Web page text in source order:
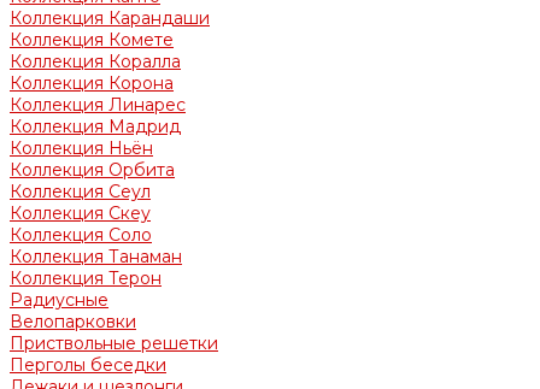
Коллекция Карандаши
Коллекция Комете
Коллекция Коралла
Коллекция Корона
Коллекция Линарес
Коллекция Мадрид
Коллекция Ньён
Коллекция Орбита
Коллекция Сеул
Коллекция Скеу
Коллекция Соло
Коллекция Танаман
Коллекция Терон
Радиусные
Велопарковки
Приствольные решетки
Перголы беседки